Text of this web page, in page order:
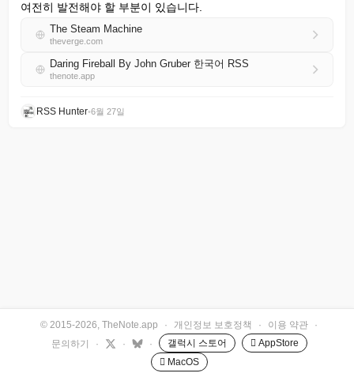
여전히 발전해야 할 부분이 있습니다.
The Steam Machine
theverge.com
Daring Fireball By John Gruber 한국어 RSS
thenote.app
RSS Hunter•6월 27일
© 2015-2026, TheNote.app · 개인정보 보호정책 · 이용 약관
·
문의하기
· · · 갤럭시 스토어
 AppStore
 MacOS